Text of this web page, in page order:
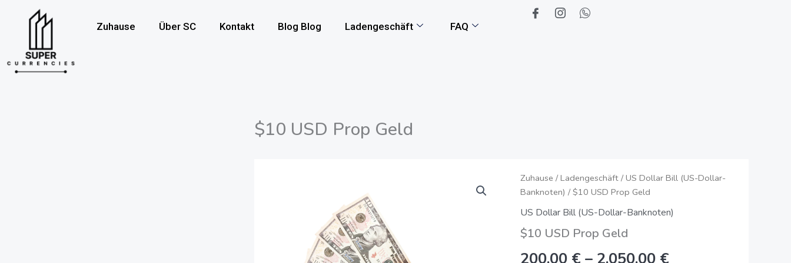
Überspringen
Zuhause Über SC Kontakt Blog Blog Ladengeschäft FAQ
$10 USD Prop Geld
Zuhause / Ladengeschäft / US Dollar Bill (US-Dollar-
Banknoten) / $10 USD Prop Geld
US Dollar Bill (US-Dollar-Banknoten)
$10 USD Prop Geld
200,00 € – 2.050,00 €
Preisspanne:
200,00
bis
$10
USD
Prop
Geldmenge